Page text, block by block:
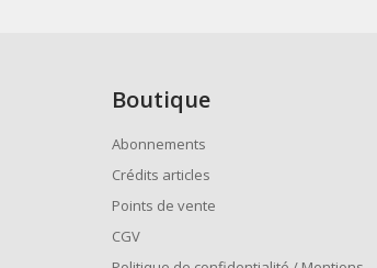
Boutique
Abonnements
Crédits articles
Points de vente
CGV